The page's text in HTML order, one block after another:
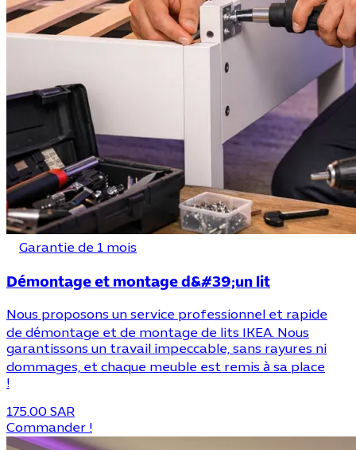
Garantie de 1 mois
Démontage et montage d&#39;un lit
Nous proposons un service professionnel et rapide
de démontage et de montage de lits IKEA. Nous
garantissons un travail impeccable, sans rayures ni
dommages, et chaque meuble est remis à sa place
!
175.00 SAR
Commander !